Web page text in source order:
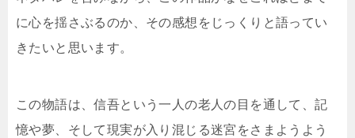
に心を揺さぶるのか、その感想をじっくりと語ってい
きたいと思います。
この物語は、信吾という一人の老人の目を通して、記
憶や夢、そして現実が入り混じる迷宮をさまようよう